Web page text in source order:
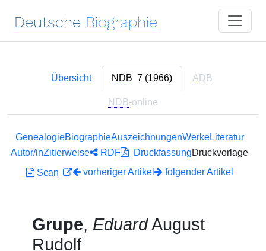
Deutsche Biographie
Übersicht NDB 7 (1966) ADB
NDB-online
GenealogieBiographieAuszeichnungenWerkeLiteratur
Autor/inZitierweise RDF DruckfassungDruckvorlage
Scan
vorheriger Artikel folgender Artikel
Grupe, EduardAugust
Rudolf